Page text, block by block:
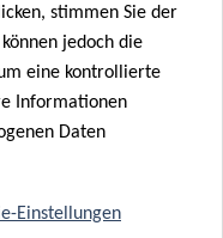
betrügerischen
und der
werden streng
wird durch einen
und er wird
stimmen Sie der
können jedoch die
eine kontrollierte
Informationen
Daten
Einstellungen